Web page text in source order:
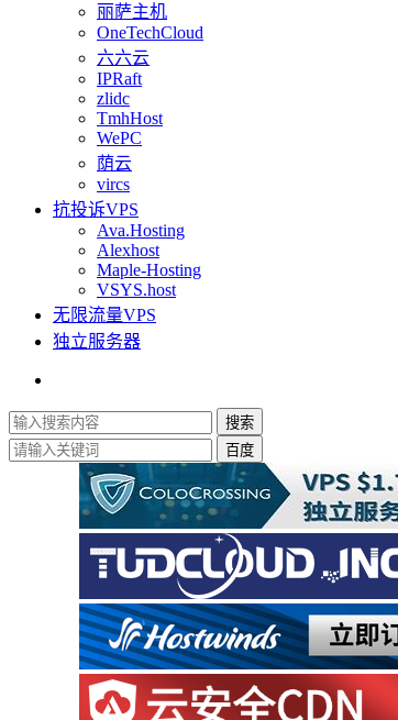
丽萨主机
OneTechCloud
六六云
IPRaft
zlidc
TmhHost
WePC
荫云
vircs
抗投诉VPS
Ava.Hosting
Alexhost
Maple-Hosting
VSYS.host
无限流量VPS
独立服务器